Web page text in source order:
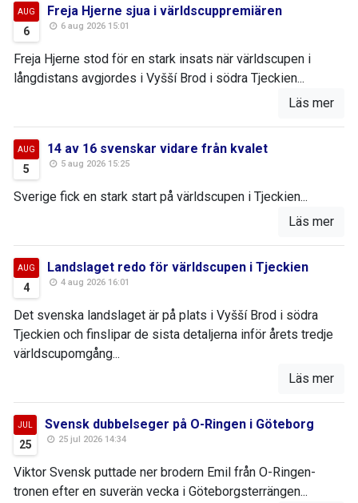
AUG
6
Freja Hjerne sjua i världscuppremiären
6 aug 2026 15:01
Freja Hjerne stod för en stark insats när världscupen i
långdistans avgjordes i Vyšší Brod i södra Tjeckien...
Läs mer
AUG
5
14 av 16 svenskar vidare från kvalet
5 aug 2026 15:25
Sverige fick en stark start på världscupen i Tjeckien...
Läs mer
AUG
4
Landslaget redo för världscupen i Tjeckien
4 aug 2026 16:01
Det svenska landslaget är på plats i Vyšší Brod i södra
Tjeckien och finslipar de sista detaljerna inför årets tredje
världscupomgång...
Läs mer
JUL
25
Svensk dubbelseger på O-Ringen i Göteborg
25 jul 2026 14:34
Viktor Svensk puttade ner brodern Emil från O-Ringen-
tronen efter en suverän vecka i Göteborgsterrängen...